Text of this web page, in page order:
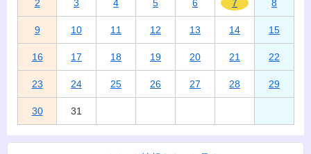
2 3 4 5 6 7 8
9 10 11 12 13 14 15
16 17 18 19 20 21 22
23 24 25 26 27 28 29
30 31